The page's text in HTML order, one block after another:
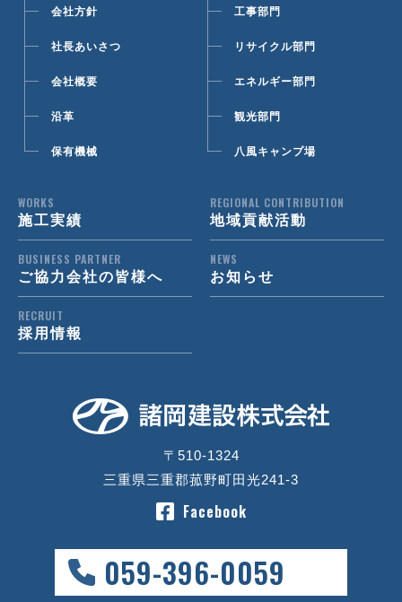
〒510-1324
三重県三重郡菰野町田光241-3
Facebook
059-396-0059
会社方針
社長あいさつ
会社概要
沿革
保有機械
工事部門
リサイクル部門
エネルギー部門
観光部門
八風キャンプ場
WORKS
施工実績
REGIONAL CONTRIBUTION
地域貢献活動
BUSINESS PARTNER
ご協力会社の皆様へ
NEWS
お知らせ
RECRUIT
採用情報